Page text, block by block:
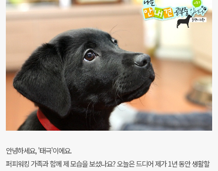
안녕하세요, '태극'이에요.
퍼피워킹 가족과 함께 제 모습을 보셨나요? 오늘은 드디어 제가 1년 동안 생활할